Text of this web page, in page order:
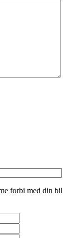
forbi med din bil